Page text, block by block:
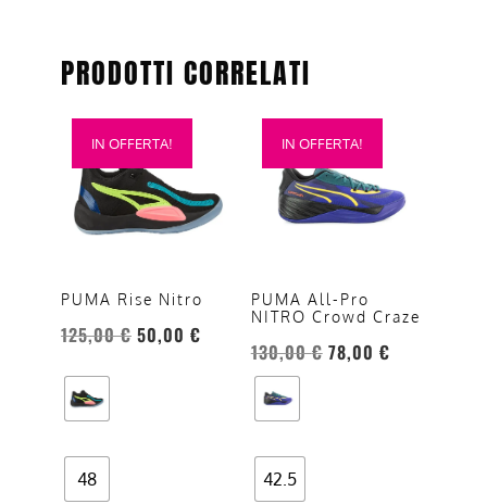
PRODOTTI CORRELATI
IN OFFERTA!
PUMA Rise Nitro
125,00€ 50,00 €
48
Questo
prodotto
più
varianti.
opzioni
essere
scelte
nella
del
prodotto
IN OFFERTA!
PUMA All-Pro
NITRO Crowd Craze
130,00€ 78,00 €
42.5
Questo
prodotto
opzioni
possono
essere
scelte
nella
del
prodotto